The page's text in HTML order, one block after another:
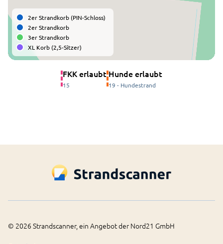
2er Strandkorb (PIN-Schloss)
2er Strandkorb
3er Strandkorb
XL Korb (2,5-Sitzer)
FKK erlaubt
15
Hunde erlaubt
19 - Hundestrand
© 2026 Strandscanner, ein Angebot der Nord21 GmbH